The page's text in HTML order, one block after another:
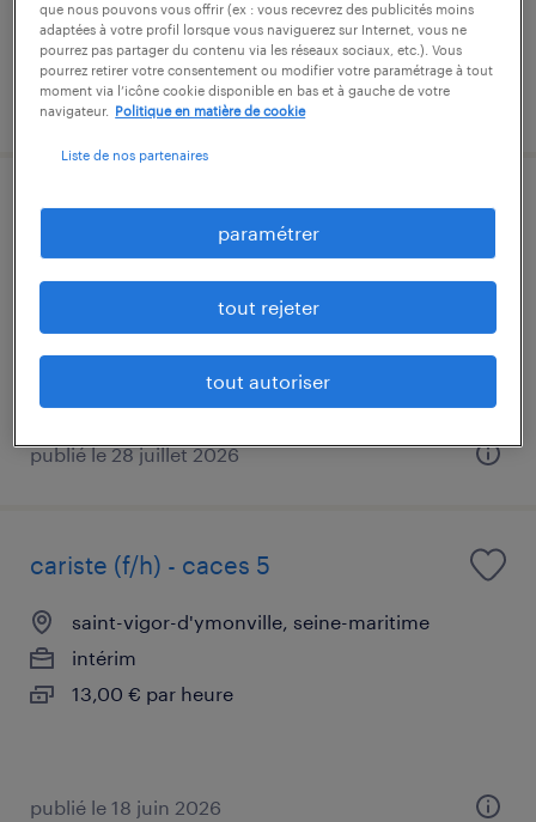
12,31 € par heure
publié le 18 juin 2026
manutentionnaire (f/h)
12,31 € par heure
publié le 28 juillet 2026
cariste (f/h) - caces 5
saint-vigor-d'ymonville, seine-maritime
intérim
13,00 € par heure
publié le 18 juin 2026
que nous pouvons vous offrir (ex : vous recevrez des publicités moins
adaptées à votre profil lorsque vous naviguerez sur Internet, vous ne
pourrez pas partager du contenu via les réseaux sociaux, etc.). Vous
pourrez retirer votre consentement ou modifier votre paramétrage à tout
moment via l’icône cookie disponible en bas et à gauche de votre
navigateur.
Politique en matière de cookie
Liste de nos partenaires
paramétrer
tout rejeter
tout autoriser